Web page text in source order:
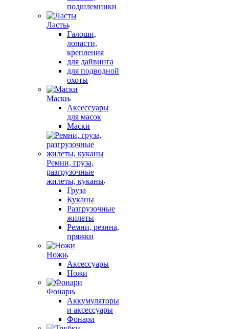
подшлемники
Ласты
Галоши,
лопасти,
крепления
для дайвинга
для подводной
охоты
Маски
Аксессуары
для масок
Маски
Ремни, груза,
разгрузочные
жилеты, куканы
Груза
Куканы
Разгрузочные
жилеты
Ремни, резина,
пряжки
Ножи
Аксессуары
Ножи
Фонари
Аккумуляторы
и аксессуары
Фонари